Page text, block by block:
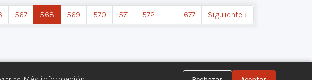
567 568 569 570 571 572 … 677 Siguiente ›